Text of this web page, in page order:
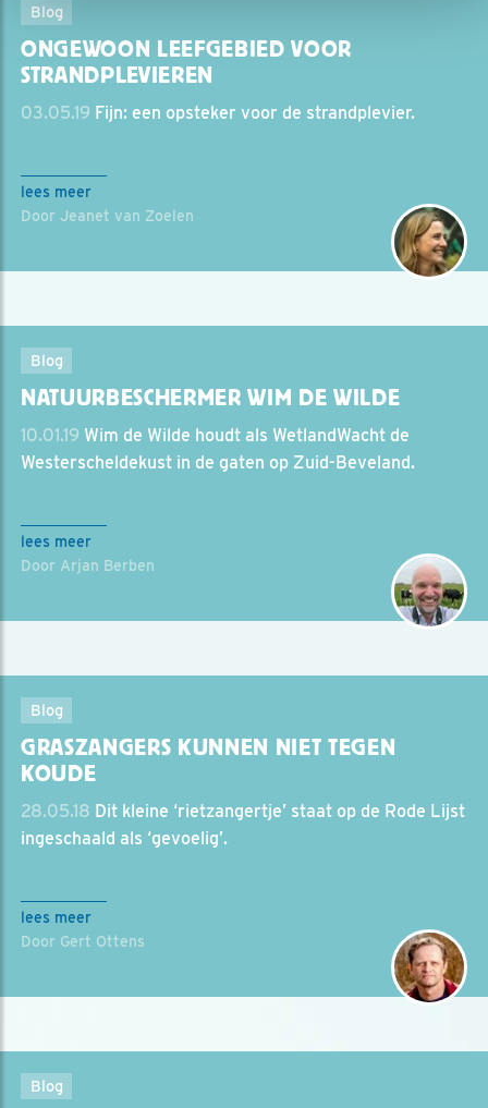
Blog
ONGEWOON LEEFGEBIED VOOR
STRANDPLEVIEREN
03.05.19 Fijn: een opsteker voor de strandplevier.
lees meer
Door Jeanet van Zoelen
Blog
NATUURBESCHERMER WIM DE WILDE
10.01.19 Wim de Wilde houdt als WetlandWacht de
Westerscheldekust in de gaten op Zuid-Beveland.
lees meer
Door Arjan Berben
Blog
GRASZANGERS KUNNEN NIET TEGEN
KOUDE
28.05.18 Dit kleine ‘rietzangertje’ staat op de Rode Lijst
ingeschaald als ‘gevoelig’.
lees meer
Door Gert Ottens
Blog